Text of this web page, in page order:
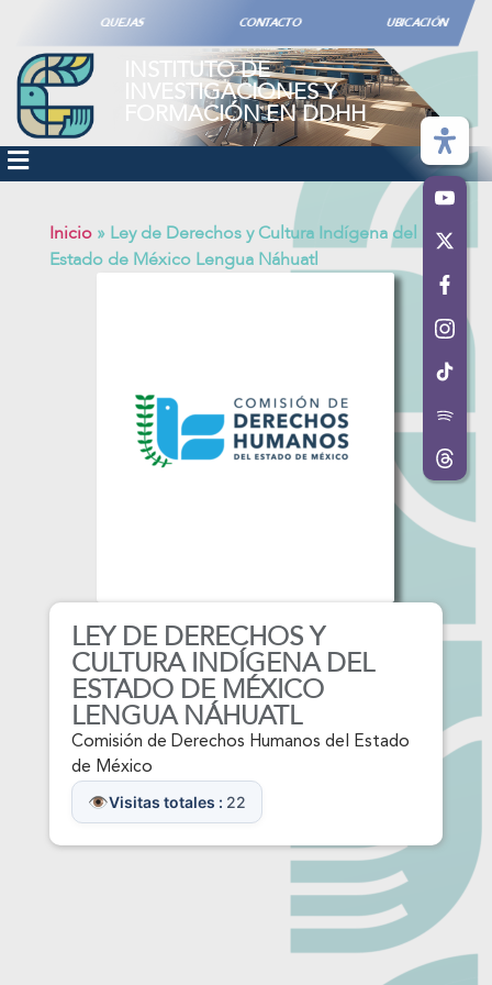
QUEJAS CONTACTO UBICACIÓN
INSTITUTO DE
INVESTIGACIONES Y
FORMACIÓN EN DDHH
Inicio» Ley de Derechos y Cultura Indígena del
Estado de México Lengua Náhuatl
LEY DE DERECHOS Y
CULTURA INDÍGENA DEL
ESTADO DE MÉXICO
LENGUA NÁHUATL
Comisión de Derechos Humanos del Estado
de México
Visitas totales : 22